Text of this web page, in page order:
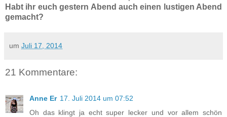
Habt ihr euch gestern Abend auch einen lustigen Abend
gemacht?
um Juli 17, 2014
21 Kommentare:
Anne Er 17. Juli 2014 um 07:52
Oh das klingt ja echt super lecker und vor allem schön